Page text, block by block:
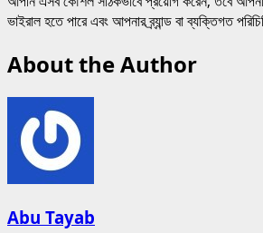
ভাইরাল হতে পারে এবং আপনার ব্র্যান্ড বা ব্যক্তিগত
About the Author
Abu Tayab